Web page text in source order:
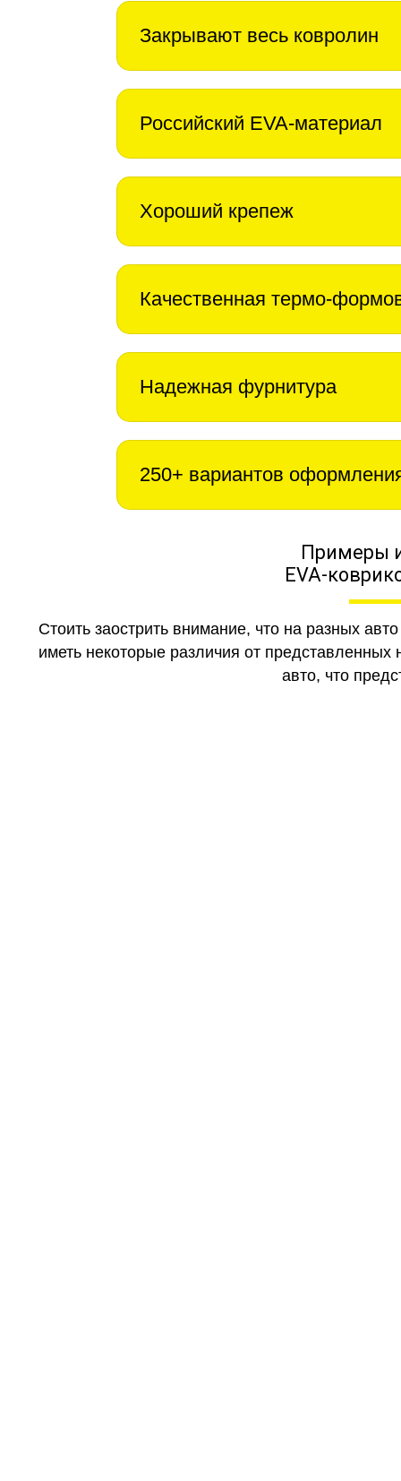
Закрывают весь ковролин
Российский EVA-материал
Хороший крепеж
Качественная термо-
Надежная фурнитура
250+ вариантов
Примеры
EVA-
Стоить заострить внимание, что на разных
иметь некоторые различия от
авто, что